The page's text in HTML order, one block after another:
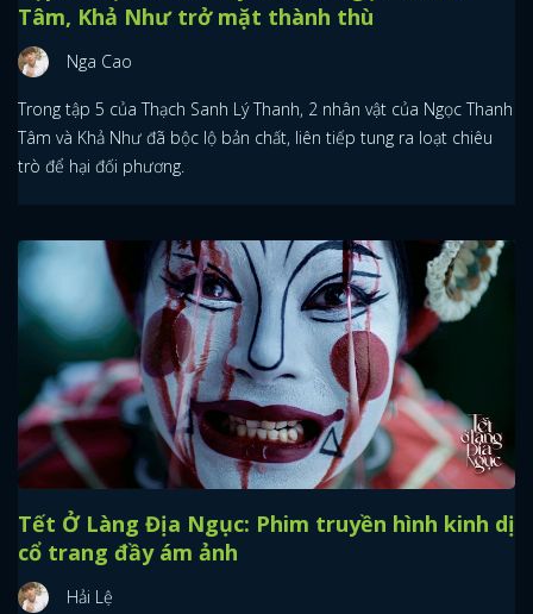
Tâm, Khả Như trở mặt thành thù
Nga Cao
Trong tập 5 của Thạch Sanh Lý Thanh, 2 nhân vật của Ngọc Thanh
Tâm và Khả Như đã bộc lộ bản chất, liên tiếp tung ra loạt chiêu
trò để hại đối phương.
Tết Ở Làng Địa Ngục: Phim truyền hình kinh dị
cổ trang đầy ám ảnh
Hải Lệ